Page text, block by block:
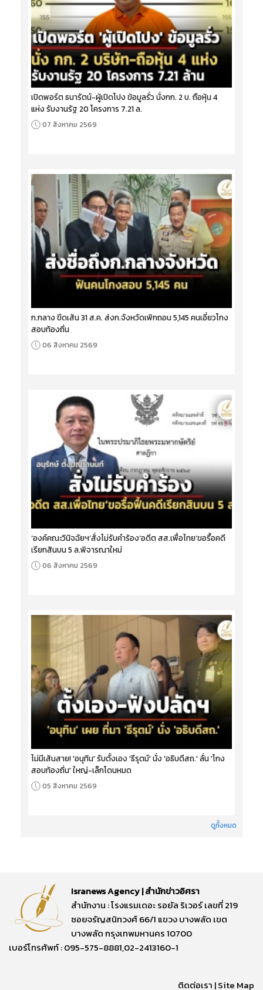
เปิดพอร์ต ธนารัตน์-ผู้เปิดโปง ข้อมูลรั่ว นั่งกก. 2 บ. ถือหุ้น 4
แห่ง รับงานรัฐ 20 โครงการ 7.21 ล.
07 สิงหาคม 2569
ก.กลาง ขีดเส้น 31 ส.ค. ส่งก.จังหวัดเพิกถอน 5,145 คนเอี่ยวโกง
สอบท้องถิ่น
06 สิงหาคม 2569
‘องค์คณะวินิจฉัยฯ’สั่งไม่รับคำร้อง‘อดีต สส.เพื่อไทย’ขอรื้อคดี
เรียกสินบน 5 ล.พิจารณาใหม่
06 สิงหาคม 2569
ไม่มีเส้นสาย! 'อนุทิน' รับตั้งเอง 'ธีรุตม์' นั่ง 'อธิบดีสถ.' ลั่น 'โกง
สอบท้องถิ่น' ใหญ่-เล็กโดนหมด
05 สิงหาคม 2569
ดูทั้งหมด
Isranews Agency | สำนักข่าวอิศรา
สำนักงาน : โรงแรมเดอะ รอยัล ริเวอร์ เลขที่ 219
ซอยจรัญสนิทวงศ์ 66/1 แขวง บางพลัด เขต
บางพลัด กรุงเทพมหานคร 10700
เบอร์โทรศัพท์ : 095-575-8881,02-2413160-1
ติดต่อเรา |Site Map